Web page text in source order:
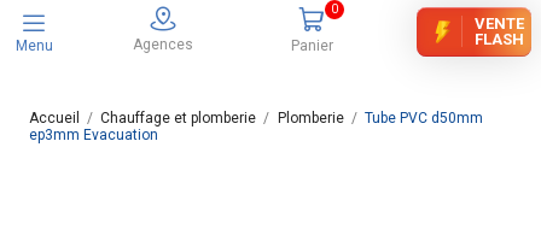
Menu Agences Panier
0
VENTE
FLASH
Accueil Chauffage et plomberie Plomberie
Tube PVC d50mm
ep3mm Evacuation